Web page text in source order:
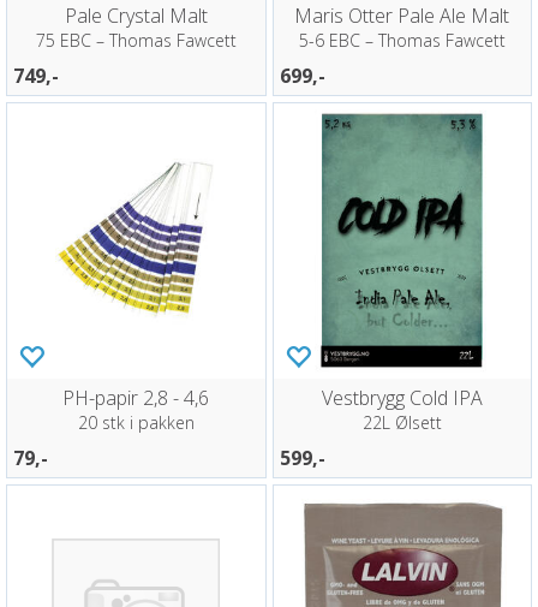
Pale Crystal Malt
75 EBC – Thomas Fawcett
749,-
Maris Otter Pale Ale Malt
5-6 EBC – Thomas Fawcett
699,-
PH-papir 2,8 - 4,6
20 stk i pakken
79,-
Vestbrygg Cold IPA
22L Ølsett
599,-